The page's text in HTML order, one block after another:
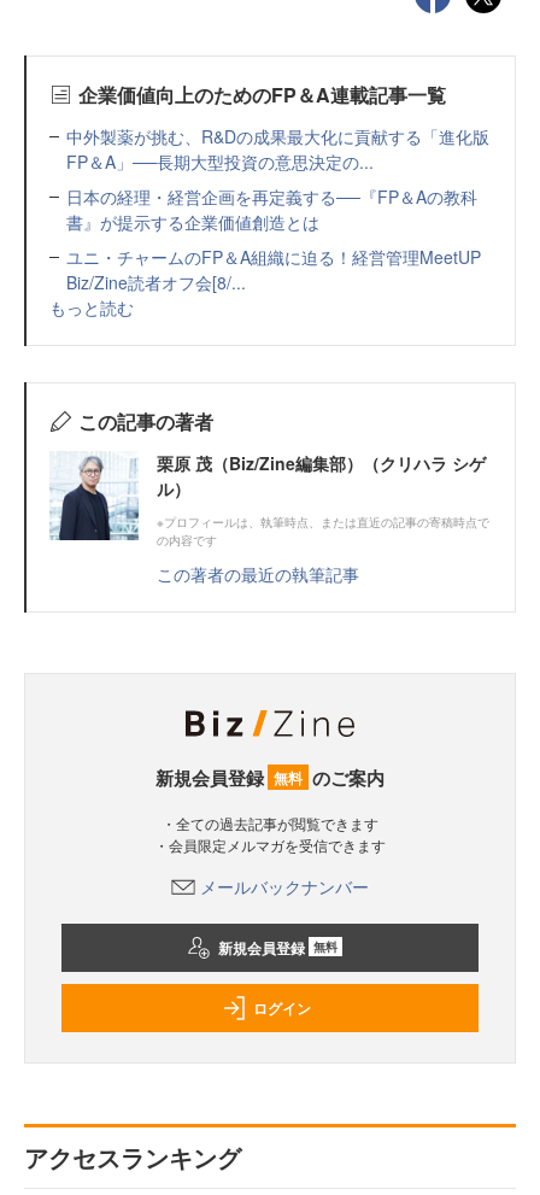
企業価値向上のためのFP＆A連載記事一覧
中外製薬が挑む、R&Dの成果最大化に貢献する「進化版
FP＆A」──長期大型投資の意思決定の...
日本の経理・経営企画を再定義する──『FP＆Aの教科
書』が提示する企業価値創造とは
ユニ・チャームのFP＆A組織に迫る！経営管理MeetUP
Biz/Zine読者オフ会[8/...
もっと読む
この記事の著者
栗原 茂（Biz/Zine編集部）（クリハラ シゲ
ル）
※プロフィールは、執筆時点、または直近の記事の寄稿時点で
の内容です
この著者の最近の執筆記事
新規会員登録 無料 のご案内
・全ての過去記事が閲覧できます
・会員限定メルマガを受信できます
メールバックナンバー
新規会員登録 無料
ログイン
アクセスランキング